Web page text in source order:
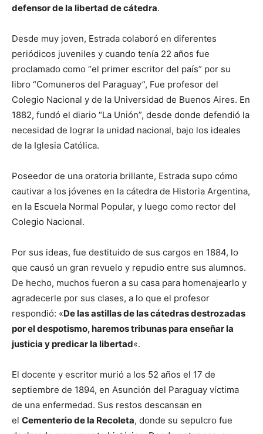
defensor de la libertad de cátedra.
Desde muy joven, Estrada colaboró en diferentes
periódicos juveniles y cuando tenía 22 años fue
proclamado como “el primer escritor del país” por su
libro “Comuneros del Paraguay”, Fue profesor del
Colegio Nacional y de la Universidad de Buenos Aires. En
1882, fundó el diario “La Unión”, desde donde defendió la
necesidad de lograr la unidad nacional, bajo los ideales
de la Iglesia Católica.
Poseedor de una oratoria brillante, Estrada supo cómo
cautivar a los jóvenes en la cátedra de Historia Argentina,
en la Escuela Normal Popular, y luego como rector del
Colegio Nacional.
Por sus ideas, fue destituido de sus cargos en 1884, lo
que causó un gran revuelo y repudio entre sus alumnos.
De hecho, muchos fueron a su casa para homenajearlo y
agradecerle por sus clases, a lo que el profesor
respondió: «De las astillas de las cátedras destrozadas
por el despotismo, haremos tribunas para enseñar la
justicia y predicar la libertad«.
El docente y escritor murió a los 52 años el 17 de
septiembre de 1894, en Asunción del Paraguay víctima
de una enfermedad. Sus restos descansan en
el Cementerio de la Recoleta, donde su sepulcro fue